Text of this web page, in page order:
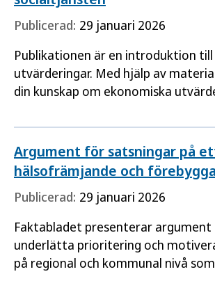
Publicerad: 29 januari 2026
Publikationen är en introduktion
utvärderingar. Med hjälp av
din kunskap om ekonomiska
sjukvården…
Argument för satsningar på
hälsofrämjande och
Publicerad: 29 januari 2026
Faktabladet presenterar
underlätta prioritering och
på regional och kommunal nivå